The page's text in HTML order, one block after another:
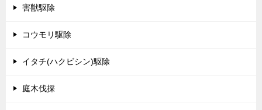
害獣駆除
コウモリ駆除
イタチ(ハクビシン)駆除
庭木伐採